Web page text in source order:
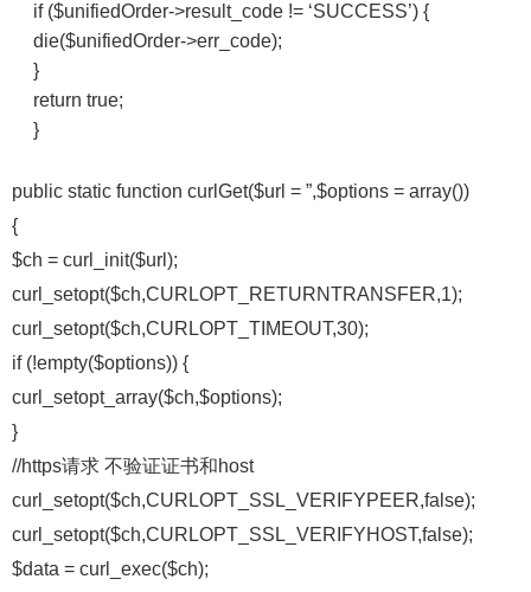
if ($unifiedOrder->result_code != ‘SUCCESS’) {
die($unifiedOrder->err_code);
}
return true;
}
public static function curlGet($url = ”,$options = array())
{
$ch = curl_init($url);
curl_setopt($ch,CURLOPT_RETURNTRANSFER,1);
curl_setopt($ch,CURLOPT_TIMEOUT,30);
if (!empty($options)) {
curl_setopt_array($ch,$options);
}
//https请求 不验证证书和host
curl_setopt($ch,CURLOPT_SSL_VERIFYPEER,false);
curl_setopt($ch,CURLOPT_SSL_VERIFYHOST,false);
$data = curl_exec($ch);